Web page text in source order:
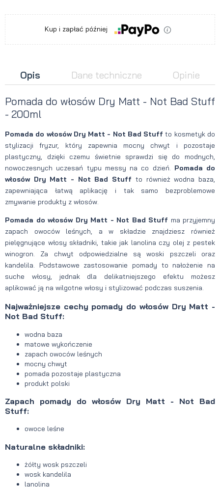
Kup i zapłać później
Opis Dane techniczne Opinie
Pomada do włosów Dry Matt - Not Bad Stuff
- 200ml
Pomada do włosów Dry Matt - Not Bad Stuff to kosmetyk do
stylizacji fryzur, który zapewnia mocny chwyt i pozostaje
plastyczny, dzięki czemu świetnie sprawdzi się do modnych,
nowoczesnych uczesań typu messy na co dzień. Pomada do
włosów Dry Matt - Not Bad Stuff to również wodna baza,
zapewniająca łatwą aplikację i tak samo bezproblemowe
zmywanie produkty z włosów.
Pomada do włosów Dry Matt - Not Bad Stuff ma przyjemny
zapach owoców leśnych, a w składzie znajdziesz również
pielęgnujące włosy składniki, takie jak lanolina czy olej z pestek
winogron. Za chwyt odpowiedzialne są woski pszczeli oraz
kandelila. Podstawowe zastosowanie pomady to nałożenie na
suche włosy, jednak dla delikatniejszego efektu możesz
aplikować ją na wilgotne włosy i stylizować podczas suszenia.
Najważniejsze cechy pomady do włosów Dry Matt -
Not Bad Stuff:
wodna baza
matowe wykończenie
zapach owoców leśnych
mocny chwyt
pomada pozostaje plastyczna
produkt polski
Zapach pomady do włosów Dry Matt - Not Bad
Stuff:
owoce leśne
Naturalne składniki:
żółty wosk pszczeli
wosk kandelila
lanolina